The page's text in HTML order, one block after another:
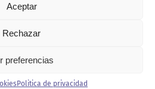
Aceptar
Rechazar
preferencias
Politica de privacidad